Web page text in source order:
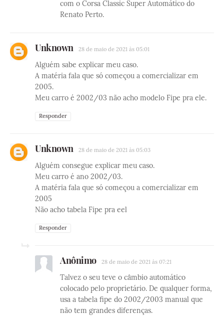
com o Corsa Classic Super Automático do
Renato Perto.
Unknown 28 de maio de 2021 às 05:01
Alguém sabe explicar meu caso.
A matéria fala que só começou a comercializar em
2005.
Meu carro é 2002/03 não acho modelo Fipe pra ele.
Responder
Unknown 28 de maio de 2021 às 05:03
Alguém consegue explicar meu caso.
Meu carro é ano 2002/03.
A matéria fala que só começou a comercializar em
2005
Não acho tabela Fipe pra eel
Responder
Anônimo 28 de maio de 2021 às 07:21
Talvez o seu teve o câmbio automático
colocado pelo proprietário. De qualquer forma,
usa a tabela fipe do 2002/2003 manual que
não tem grandes diferenças.